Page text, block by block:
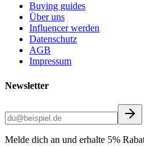
Buying guides
Über uns
Influencer werden
Datenschutz
AGB
Impressum
Newsletter
Melde dich an und erhalte 5%